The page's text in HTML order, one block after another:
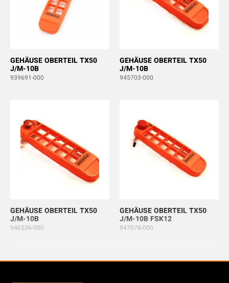
GEHÄUSE OBERTEIL TX50
J/M-10B
939691-000
GEHÄUSE OBERTEIL TX50
J/M-10B
945703-000
GEHÄUSE OBERTEIL TX50
J/M-10B
946536-000
GEHÄUSE OBERTEIL TX50
J/M-10B FSK12
947078-000